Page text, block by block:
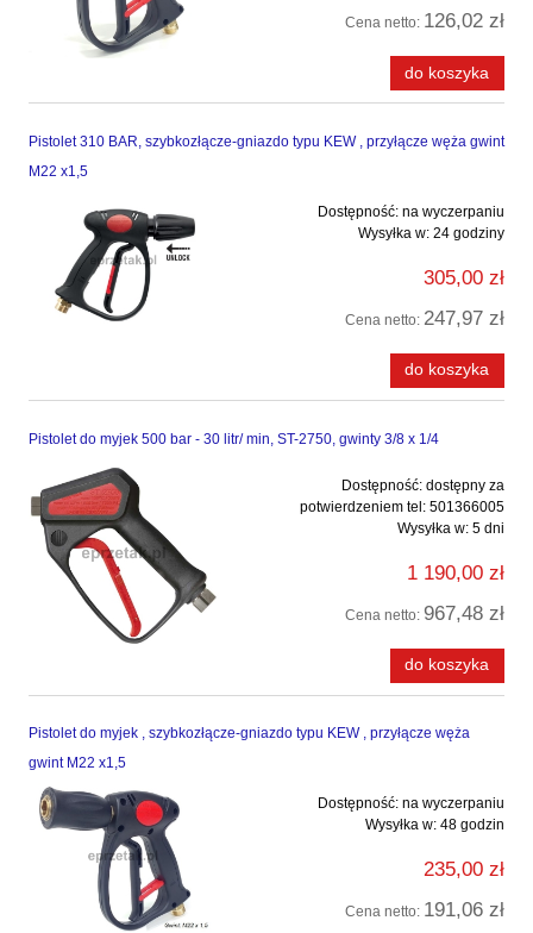
Cena netto: 126,02 zł
do koszyka
Pistolet 310 BAR, szybkozłącze-gniazdo typu KEW , przyłącze węża gwint
M22 x1,5
Dostępność: na wyczerpaniu
Wysyłka w: 24 godziny
305,00 zł
Cena netto: 247,97 zł
do koszyka
Pistolet do myjek 500 bar - 30 litr/ min, ST-2750, gwinty 3/8 x 1/4
Dostępność: dostępny za
potwierdzeniem tel: 501366005
Wysyłka w: 5 dni
1 190,00 zł
Cena netto: 967,48 zł
do koszyka
Pistolet do myjek , szybkozłącze-gniazdo typu KEW , przyłącze węża
gwint M22 x1,5
Dostępność: na wyczerpaniu
Wysyłka w: 48 godzin
235,00 zł
Cena netto: 191,06 zł